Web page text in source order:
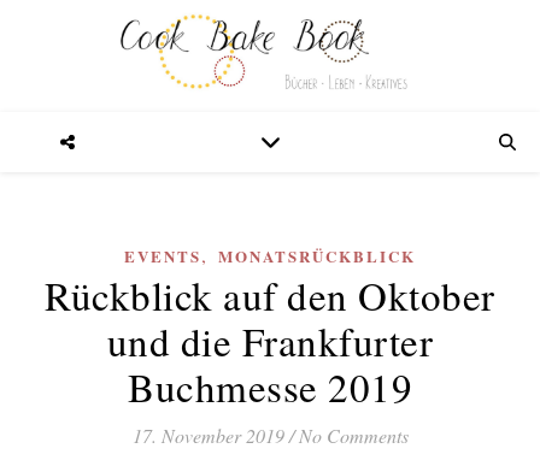
EVENTS, MONATSRÜCKBLICK
Rückblick auf den Oktober
und die Frankfurter
Buchmesse 2019
17. November 2019/ No Comments